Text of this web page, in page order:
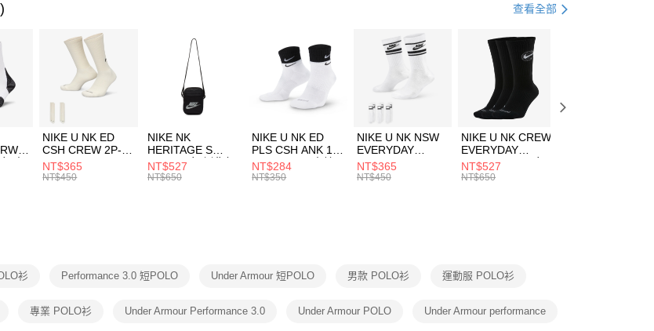
３．安心：先確認商品／服務後，再付款。
【「AFTEE先享後付」結帳流程】
１．於結帳方式選擇「AFTEE先享後付」後，將跳轉至「AFTEE先享後
付」結帳頁面，進行簡訊認證並確認金額後，即可完成結帳。
２．訂單成立數日內，您將收到繳費通知簡訊。
３．收到繳費通知簡訊後14天內，點擊此簡訊中的連結，可透過四大超商
／ATM／網路銀行／等多元方式進行付款，方視為交易完成。
※ 請注意：結帳手續完成當下不需立刻繳費，但若您需要取消訂單，請聯
絡購買商品的店家。未經商家同意取消之訂單仍視為有效，需透過AFTEE
先享後付繳納相關費用。
交易，需依本服務之必要範圍內提供個人資料，並將交易相關給付款項請
２．關於個人資料處理事宜，請瀏覽以下網址：
每筆NT$100，滿NT$1,500(含以上)免運費
每筆NT$100，滿NT$1,500(含以上)免運費
付款後門市自取
每筆NT$100，滿NT$1,500(含以上)免運費
限時降價專區⬇
查看全部
中
NIKE U NK ED
CSH CREW 2P-
144 EMBRDY 男
女 短統襪
NT$365
NT$450
NIKE NK
HERITAGE S
SMIT 男女 側背包
BA5871010
NT$527
NT$650
NIKE U NK ED
PLS CSH ANK 1P
144 DBL 男 中統
襪 DH4058104
NT$284
NT$350
NIKE U NK NSW
EVERYDAY
ESSENTIAL CR
男女 短統襪
NT$365
NT$450
NIKE U NK CREW
EVERYDAY
BBALL 3PR 男女
長統襪
NT$527
NT$650
衫 Performance 3.0 短POLO Under Armour 短POLO 男款 POLO衫 運動服 POLO衫
專業 POLO衫 Under Armour Performance 3.0 Under Armour POLO Under Armour performance